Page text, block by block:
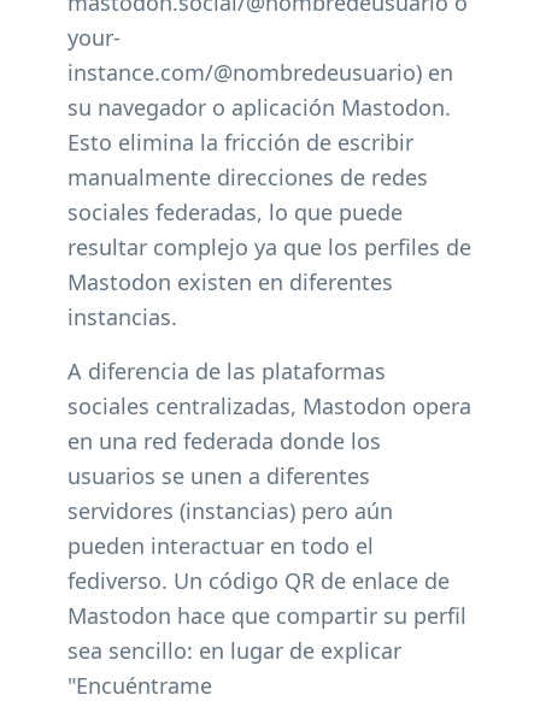
your-
instance.com/@nombredeusuario) en
su navegador o aplicación Mastodon.
Esto elimina la fricción de escribir
manualmente direcciones de redes
sociales federadas, lo que puede
resultar complejo ya que los perfiles de
Mastodon existen en diferentes
instancias.
A diferencia de las plataformas
sociales centralizadas, Mastodon opera
en una red federada donde los
usuarios se unen a diferentes
servidores (instancias) pero aún
pueden interactuar en todo el
fediverso. Un código QR de enlace de
Mastodon hace que compartir su perfil
sea sencillo: en lugar de explicar
"Encuéntrame